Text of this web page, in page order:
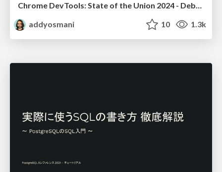
Chrome DevTools: State of the Union 2024 - Debugging React & Beyond
addyosmani
10 1.3k